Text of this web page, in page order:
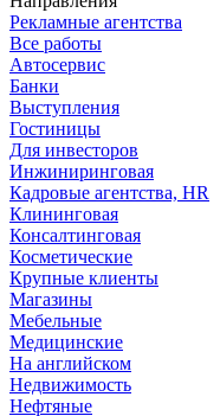
Рекламные агентства
Все работы
Автосервис
Банки
Выступления
Гостиницы
Для инвесторов
Инжиниринговая
Кадровые агентства, HR
Клининговая
Консалтинговая
Косметические
Крупные клиенты
Магазины
Мебельные
Медицинские
На английском
Недвижимость
Нефтяные